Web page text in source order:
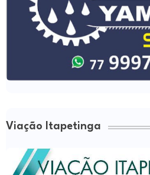
Viação Itapetinga